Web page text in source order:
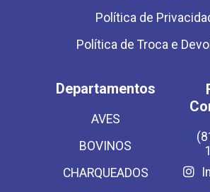
Política de
Política de Troca e
Departamentos
AVES
BOVINOS
CHARQUEADOS